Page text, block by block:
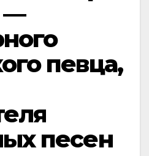
—
певца,
песен